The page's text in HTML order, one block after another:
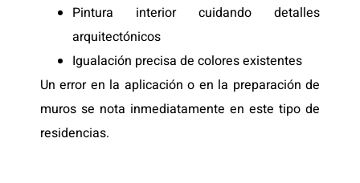
Pintura interior cuidando detalles
arquitectónicos
Igualación precisa de colores existentes
Un error en la aplicación o en la preparación de
muros se nota inmediatamente en este tipo de
residencias.